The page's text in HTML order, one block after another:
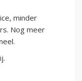
minder
Nog meer